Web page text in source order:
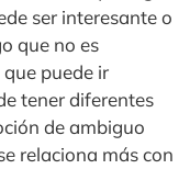
ser interesante o
que no es
que puede ir
tener diferentes
de ambiguo
relaciona más con